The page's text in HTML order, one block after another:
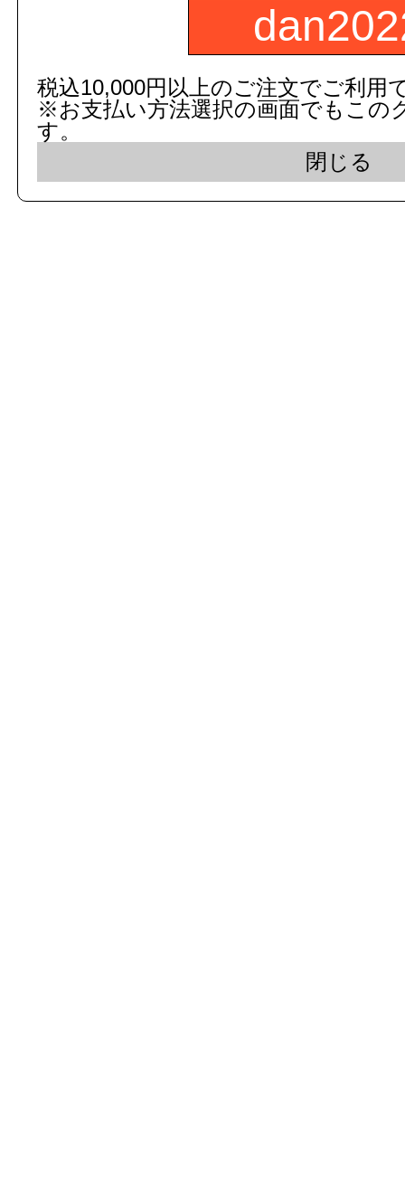
c 2015 dandorie.com All
表示モード： モバ
税込10,000円以上のご注文でご利用
※お支払い方法選択の画面でもこの
す。
閉じる